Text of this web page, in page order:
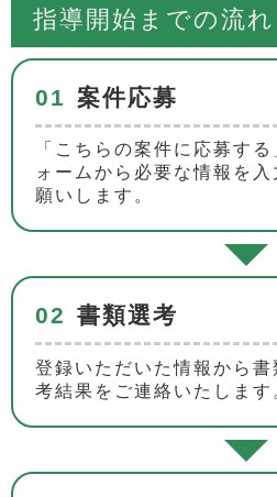
指導開始までの流れ
01 案件応募
「こちらの案件に応募す
ォームから必要な情報を
願いします。
02 書類選考
登録いただいた情報から
考結果をご連絡いたします